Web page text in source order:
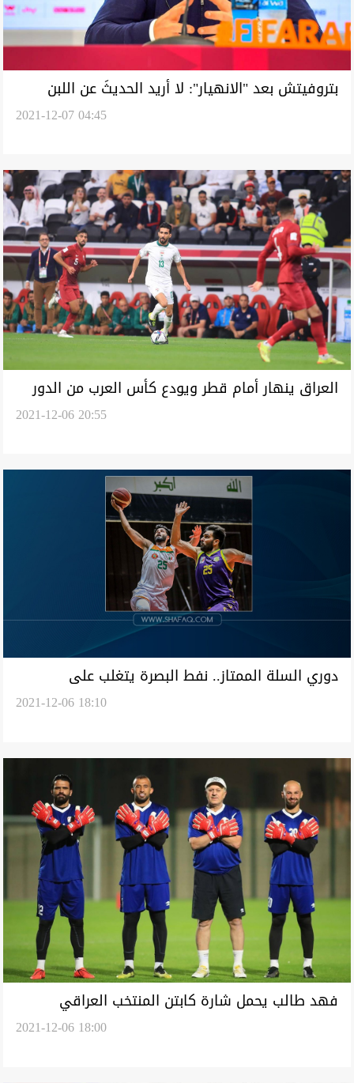
بتروفيتش بعد "الانهيار": لا أريد الحديثَ عن اللبن
2021-12-07 04:45
العراق ينهار أمام قطر ويودع كأس العرب من الدور
2021-12-06 20:55
دوري السلة الممتاز.. نفط البصرة يتغلب على
2021-12-06 18:10
فهد طالب يحمل شارة كابتن المنتخب العراقي
2021-12-06 18:00